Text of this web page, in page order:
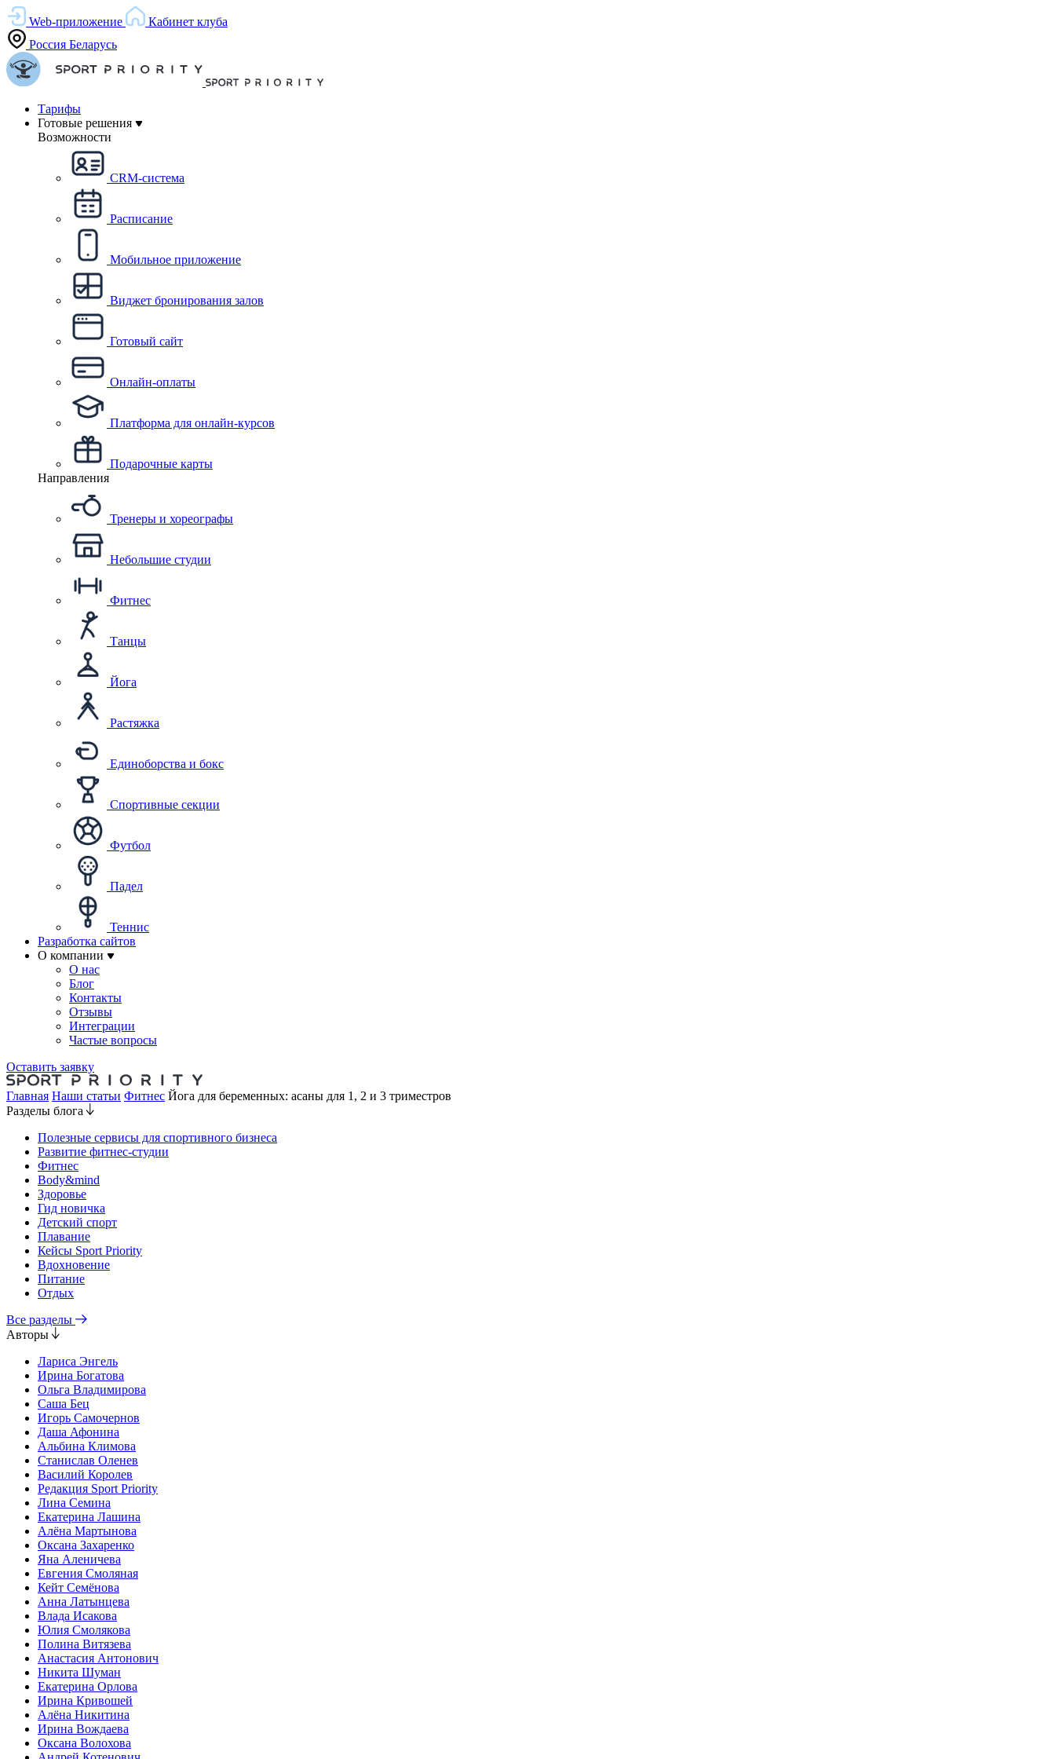
Web-приложение
Кабинет клуба
Россия Беларусь
Тарифы
Готовые решения
Возможности
CRM-система
Расписание
Мобильное приложение
Виджет бронирования залов
Готовый сайт
Онлайн-оплаты
Платформа для онлайн-курсов
Подарочные карты
Направления
Тренеры и хореографы
Небольшие студии
Фитнес
Танцы
Йога
Растяжка
Единоборства и бокс
Спортивные секции
Футбол
Падел
Теннис
Разработка сайтов
О компании
О нас
Блог
Контакты
Отзывы
Интеграции
Частые вопросы
Оставить заявку
Главная Наши статьи Фитнес Йога для беременных: асаны для 1, 2 и 3 триместров
Разделы блога
Полезные сервисы для спортивного бизнеса
Развитие фитнес-студии
Фитнес
Body&mind
Здоровье
Гид новичка
Детский спорт
Плавание
Кейсы Sport Priority
Вдохновение
Питание
Отдых
Все разделы
Авторы
Лариса Энгель
Ирина Богатова
Ольга Владимирова
Саша Бец
Игорь Самочернов
Даша Афонина
Альбина Климова
Станислав Оленев
Василий Королев
Редакция Sport Priority
Лина Семина
Екатерина Лашина
Алёна Мартынова
Оксана Захаренко
Яна Аленичева
Евгения Смоляная
Кейт Семёнова
Анна Латынцева
Влада Исакова
Юлия Смолякова
Полина Витязева
Анастасия Антонович
Никита Шуман
Екатерина Орлова
Ирина Кривошей
Алёна Никитина
Ирина Вождаева
Оксана Волохова